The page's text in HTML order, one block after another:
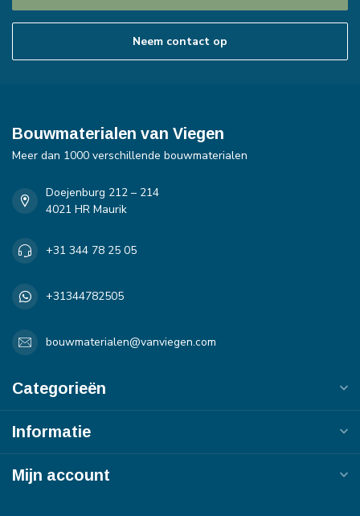
Neem contact op
Bouwmaterialen van Viegen
Meer dan 1000 verschillende bouwmaterialen
Doejenburg 212 – 214
4021 HR Maurik
+31 344 78 25 05
+31344782505
bouwmaterialen@vanviegen.com
Categorieën
Informatie
Mijn account